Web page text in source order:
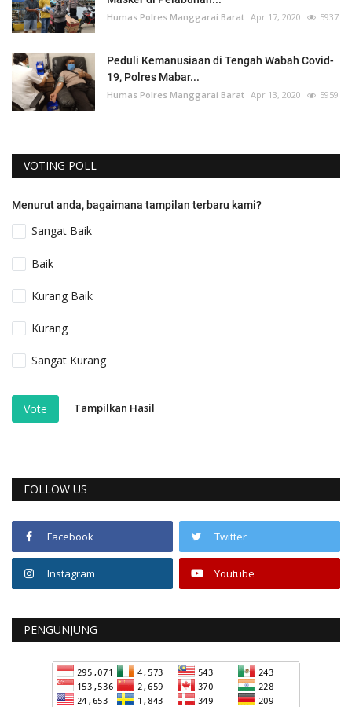
Humas Polres Manggarai Barat Apr 17, 2020 5937
Peduli Kemanusiaan di Tengah Wabah Covid-
19, Polres Mabar...
Humas Polres Manggarai Barat Apr 13, 2020 5959
VOTING POLL
Menurut anda, bagaimana tampilan terbaru kami?
Sangat Baik
Baik
Kurang Baik
Kurang
Sangat Kurang
Vote Tampilkan Hasil
FOLLOW US
Facebook Twitter
Instagram Youtube
PENGUNJUNG